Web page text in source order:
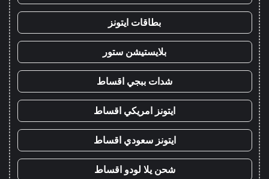
بطاقات ايتونز
بلايستيشن ستور
شدات ببجي اقساط
ايتونز امريكي اقساط
ايتونز سعودي اقساط
شحن يلا لودو اقساط